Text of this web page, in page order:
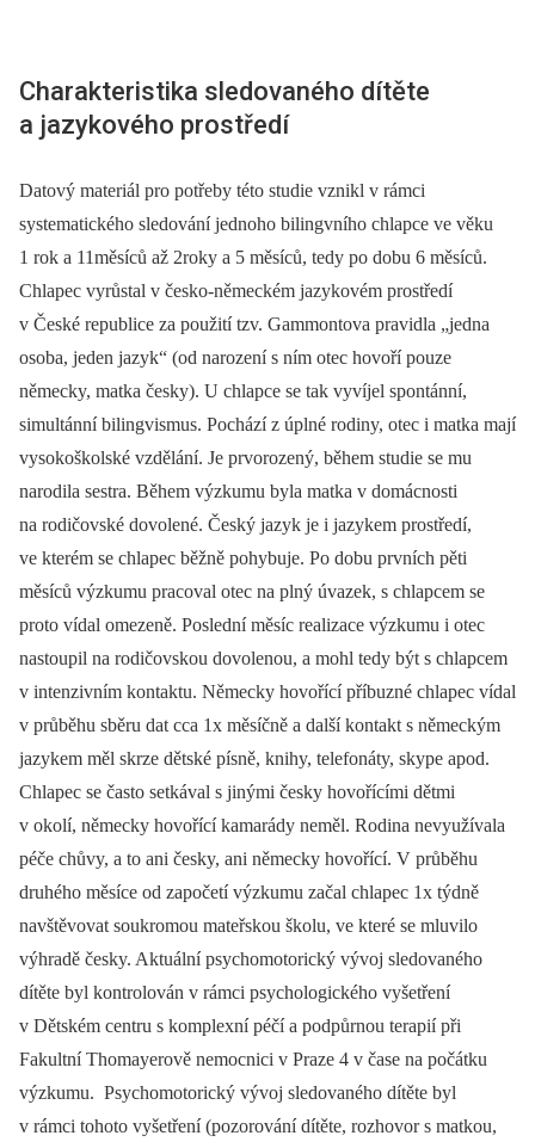
Charakteristika sledovaného dítěte
a jazykového prostředí
Datový materiál pro potřeby této studie vznikl v rámci
systematického sledování jednoho bilingvního chlapce ve věku
1 rok a 11měsíců až 2roky a 5 měsíců, tedy po dobu 6 měsíců.
Chlapec vyrůstal v česko-německém jazykovém prostředí
v České republice za použití tzv. Gammontova pravidla „jedna
osoba, jeden jazyk“ (od narození s ním otec hovoří pouze
německy, matka česky). U chlapce se tak vyvíjel spontánní,
simultánní bilingvismus. Pochází z úplné rodiny, otec i matka mají
vysokoškolské vzdělání. Je prvorozený, během studie se mu
narodila sestra. Během výzkumu byla matka v domácnosti
na rodičovské dovolené. Český jazyk je i jazykem prostředí,
ve kterém se chlapec běžně pohybuje. Po dobu prvních pěti
měsíců výzkumu pracoval otec na plný úvazek, s chlapcem se
proto vídal omezeně. Poslední měsíc realizace výzkumu i otec
nastoupil na rodičovskou dovolenou, a mohl tedy být s chlapcem
v intenzivním kontaktu. Německy hovořící příbuzné chlapec vídal
v průběhu sběru dat cca 1x měsíčně a další kontakt s německým
jazykem měl skrze dětské písně, knihy, telefonáty, skype apod.
Chlapec se často setkával s jinými česky hovořícími dětmi
v okolí, německy hovořící kamarády neměl. Rodina nevyužívala
péče chůvy, a to ani česky, ani německy hovořící. V průběhu
druhého měsíce od započetí výzkumu začal chlapec 1x týdně
navštěvovat soukromou mateřskou školu, ve které se mluvilo
výhradě česky. Aktuální psychomotorický vývoj sledovaného
dítěte byl kontrolován v rámci psychologického vyšetření
v Dětském centru s komplexní péčí a podpůrnou terapií při
Fakultní Thomayerově nemocnici v Praze 4 v čase na počátku
výzkumu. Psychomotorický vývoj sledovaného dítěte byl
v rámci tohoto vyšetření (pozorování dítěte, rozhovor s matkou,